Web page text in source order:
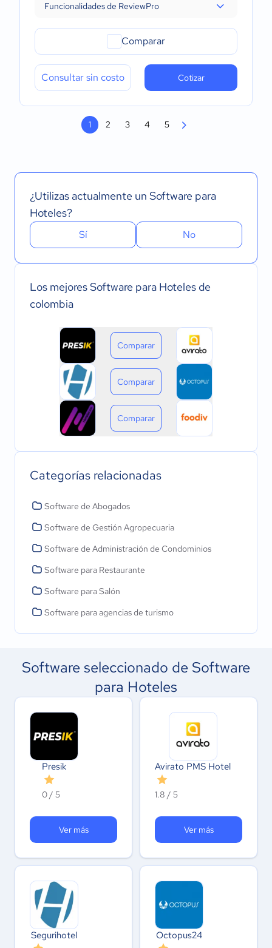
Funcionalidades de ReviewPro
Comparar
Consultar sin costo Cotizar
1 2 3 4 5
¿Utilizas actualmente un Software para
Hoteles?
Sí No
Los mejores Software para Hoteles de
colombia
Comparar
Comparar
Comparar
Categorías relacionadas
Software de Abogados
Software de Gestión Agropecuaria
Software de Administración de Condominios
Software para Restaurante
Software para Salón
Software para agencias de turismo
Software seleccionado de Software
para Hoteles
Presik
0 / 5
Ver más
Avirato PMS Hotel
1.8 / 5
Ver más
Segurihotel Octopus24